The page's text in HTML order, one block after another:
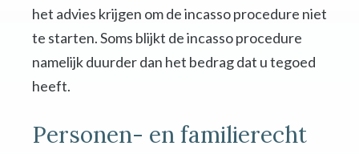
het advies krijgen om de incasso procedure niet
te starten. Soms blijkt de incasso procedure
namelijk duurder dan het bedrag dat u tegoed
heeft.
Personen- en familierecht